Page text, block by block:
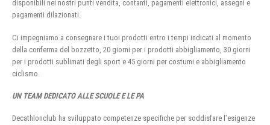
disponibili nei nostri punti vendita, contanti, pagamenti elettronici, assegni e
pagamenti dilazionati.
Ci impegniamo a consegnare i tuoi prodotti entro i tempi indicati al momento
della conferma del bozzetto, 20 giorni per i prodotti abbigliamento, 30 giorni
per i prodotti sublimati degli sport e 45 giorni per costumi e abbigliamento
ciclismo.
UN TEAM DEDICATO ALLE SCUOLE E LE PA
Decathlonclub ha sviluppato competenze specifiche per soddisfare l’esigenze